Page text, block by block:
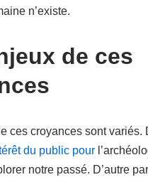
n’existe.
de ces
ces croyances sont variés.
du public pour
notre passé. D’autre